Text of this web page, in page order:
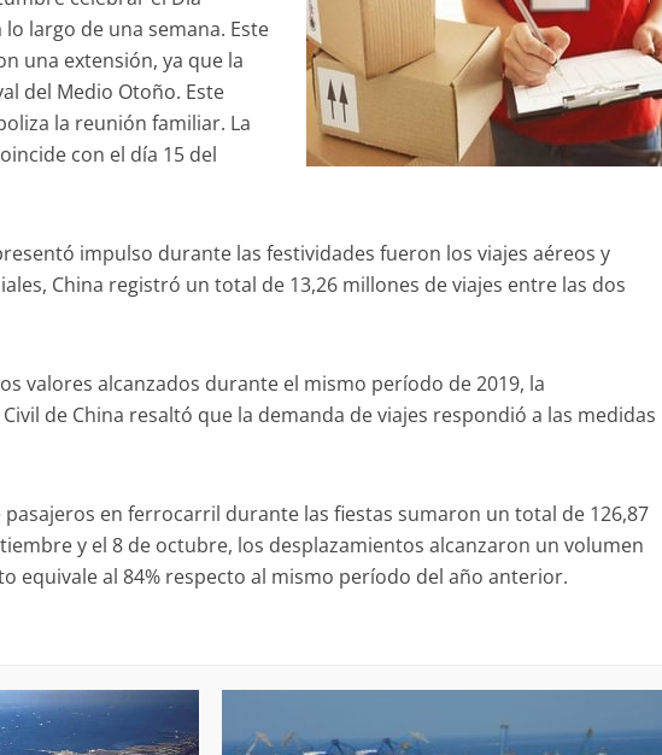
largo de una semana. Este
una extensión, ya que la
del Medio Otoño. Este
la reunión familiar. La
con el día 15 del
impulso durante las festividades fueron los viajes aéreos y
China registró un total de 13,26 millones de viajes entre las dos
valores alcanzados durante el mismo período de 2019, la
de China resaltó que la demanda de viajes respondió a las medidas
en ferrocarril durante las fiestas sumaron un total de 126,87
y el 8 de octubre, los desplazamientos alcanzaron un volumen
equivale al 84% respecto al mismo período del año anterior.